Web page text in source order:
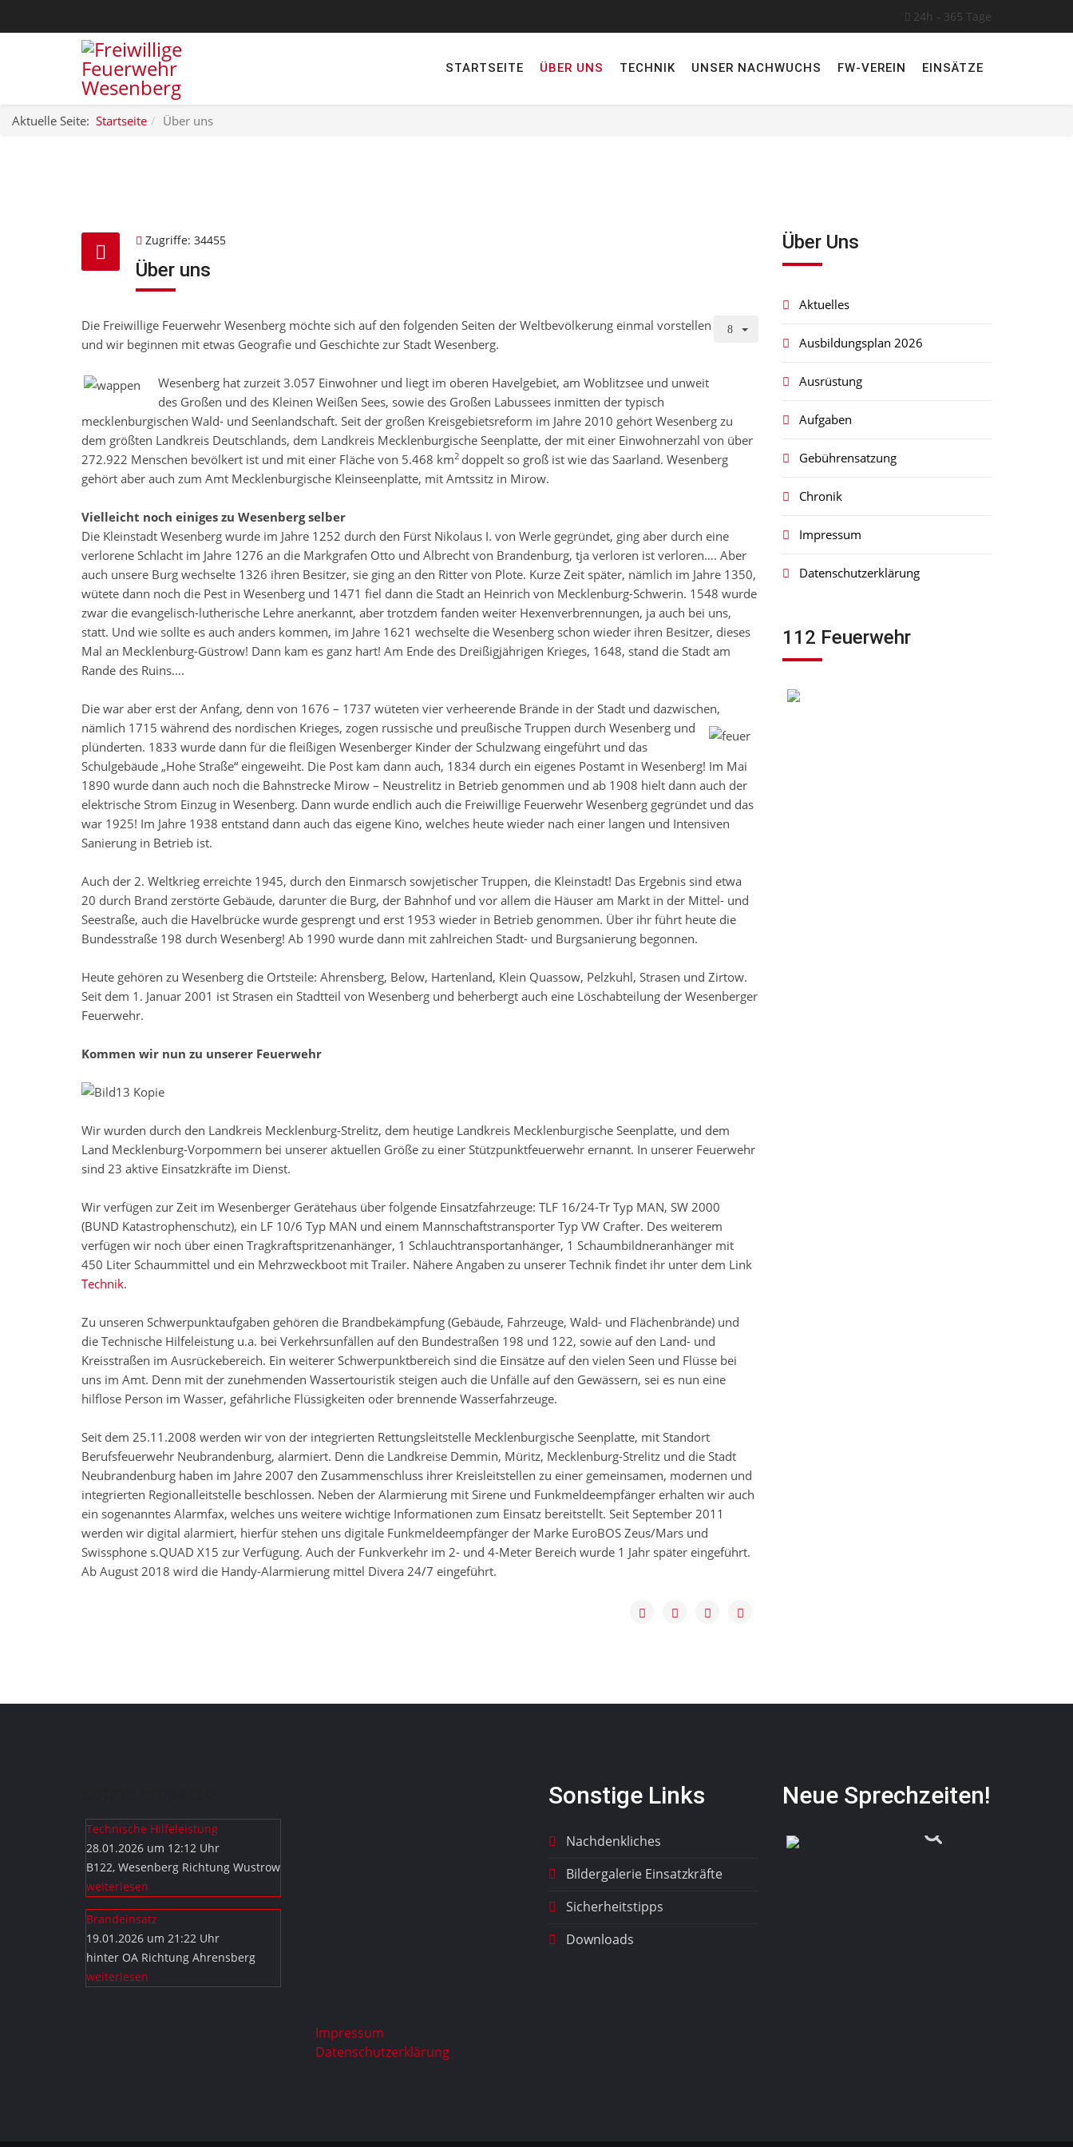
24h - 365 Tage
STARTSEITE ÜBER UNS TECHNIK UNSER NACHWUCHS FW-VEREIN EINSÄTZE
Aktuelle Seite: Startseite Über uns
Zugriffe: 34455
Über uns
Die Freiwillige Feuerwehr Wesenberg möchte sich auf den folgenden Seiten der Weltbevölkerung einmal vorstellen
und wir beginnen mit etwas Geografie und Geschichte zur Stadt Wesenberg.
Wesenberg hat zurzeit 3.057 Einwohner und liegt im oberen Havelgebiet, am Woblitzsee und unweit
des Großen und des Kleinen Weißen Sees, sowie des Großen Labussees inmitten der typisch
mecklenburgischen Wald- und Seenlandschaft. Seit der großen Kreisgebietsreform im Jahre 2010 gehört Wesenberg zu
dem größten Landkreis Deutschlands, dem Landkreis Mecklenburgische Seenplatte, der mit einer Einwohnerzahl von über
272.922 Menschen bevölkert ist und mit einer Fläche von 5.468 km2 doppelt so groß ist wie das Saarland. Wesenberg
gehört aber auch zum Amt Mecklenburgische Kleinseenplatte, mit Amtssitz in Mirow.
Vielleicht noch einiges zu Wesenberg selber
Die Kleinstadt Wesenberg wurde im Jahre 1252 durch den Fürst Nikolaus I. von Werle gegründet, ging aber durch eine
verlorene Schlacht im Jahre 1276 an die Markgrafen Otto und Albrecht von Brandenburg, tja verloren ist verloren…. Aber
auch unsere Burg wechselte 1326 ihren Besitzer, sie ging an den Ritter von Plote. Kurze Zeit später, nämlich im Jahre 1350,
wütete dann noch die Pest in Wesenberg und 1471 fiel dann die Stadt an Heinrich von Mecklenburg-Schwerin. 1548 wurde
zwar die evangelisch-lutherische Lehre anerkannt, aber trotzdem fanden weiter Hexenverbrennungen, ja auch bei uns,
statt. Und wie sollte es auch anders kommen, im Jahre 1621 wechselte die Wesenberg schon wieder ihren Besitzer, dieses
Mal an Mecklenburg-Güstrow! Dann kam es ganz hart! Am Ende des Dreißigjährigen Krieges, 1648, stand die Stadt am
Rande des Ruins….
Die war aber erst der Anfang, denn von 1676 – 1737 wüteten vier verheerende Brände in der Stadt und dazwischen,
nämlich 1715 während des nordischen Krieges, zogen russische und preußische Truppen durch Wesenberg und
plünderten. 1833 wurde dann für die fleißigen Wesenberger Kinder der Schulzwang eingeführt und das
Schulgebäude „Hohe Straße“ eingeweiht. Die Post kam dann auch, 1834 durch ein eigenes Postamt in Wesenberg! Im Mai
1890 wurde dann auch noch die Bahnstrecke Mirow – Neustrelitz in Betrieb genommen und ab 1908 hielt dann auch der
elektrische Strom Einzug in Wesenberg. Dann wurde endlich auch die Freiwillige Feuerwehr Wesenberg gegründet und das
war 1925! Im Jahre 1938 entstand dann auch das eigene Kino, welches heute wieder nach einer langen und Intensiven
Sanierung in Betrieb ist.
Auch der 2. Weltkrieg erreichte 1945, durch den Einmarsch sowjetischer Truppen, die Kleinstadt! Das Ergebnis sind etwa
20 durch Brand zerstörte Gebäude, darunter die Burg, der Bahnhof und vor allem die Häuser am Markt in der Mittel- und
Seestraße, auch die Havelbrücke wurde gesprengt und erst 1953 wieder in Betrieb genommen. Über ihr führt heute die
Bundesstraße 198 durch Wesenberg! Ab 1990 wurde dann mit zahlreichen Stadt- und Burgsanierung begonnen.
Heute gehören zu Wesenberg die Ortsteile: Ahrensberg, Below, Hartenland, Klein Quassow, Pelzkuhl, Strasen und Zirtow.
Seit dem 1. Januar 2001 ist Strasen ein Stadtteil von Wesenberg und beherbergt auch eine Löschabteilung der Wesenberger
Feuerwehr.
Kommen wir nun zu unserer Feuerwehr
Wir wurden durch den Landkreis Mecklenburg-Strelitz, dem heutige Landkreis Mecklenburgische Seenplatte, und dem
Land Mecklenburg-Vorpommern bei unserer aktuellen Größe zu einer Stützpunktfeuerwehr ernannt. In unserer Feuerwehr
sind 23 aktive Einsatzkräfte im Dienst.
Wir verfügen zur Zeit im Wesenberger Gerätehaus über folgende Einsatzfahrzeuge: TLF 16/24-Tr Typ MAN, SW 2000
(BUND Katastrophenschutz), ein LF 10/6 Typ MAN und einem Mannschaftstransporter Typ VW Crafter. Des weiterem
verfügen wir noch über einen Tragkraftspritzenanhänger, 1 Schlauchtransportanhänger, 1 Schaumbildneranhänger mit
450 Liter Schaummittel und ein Mehrzweckboot mit Trailer. Nähere Angaben zu unserer Technik findet ihr unter dem Link
Technik.
Zu unseren Schwerpunktaufgaben gehören die Brandbekämpfung (Gebäude, Fahrzeuge, Wald- und Flächenbrände) und
die Technische Hilfeleistung u.a. bei Verkehrsunfällen auf den Bundestraßen 198 und 122, sowie auf den Land- und
Kreisstraßen im Ausrückebereich. Ein weiterer Schwerpunktbereich sind die Einsätze auf den vielen Seen und Flüsse bei
uns im Amt. Denn mit der zunehmenden Wassertouristik steigen auch die Unfälle auf den Gewässern, sei es nun eine
hilflose Person im Wasser, gefährliche Flüssigkeiten oder brennende Wasserfahrzeuge.
Seit dem 25.11.2008 werden wir von der integrierten Rettungsleitstelle Mecklenburgische Seenplatte, mit Standort
Berufsfeuerwehr Neubrandenburg, alarmiert. Denn die Landkreise Demmin, Müritz, Mecklenburg-Strelitz und die Stadt
Neubrandenburg haben im Jahre 2007 den Zusammenschluss ihrer Kreisleitstellen zu einer gemeinsamen, modernen und
integrierten Regionalleitstelle beschlossen. Neben der Alarmierung mit Sirene und Funkmeldeempfänger erhalten wir auch
ein sogenanntes Alarmfax, welches uns weitere wichtige Informationen zum Einsatz bereitstellt. Seit September 2011
werden wir digital alarmiert, hierfür stehen uns digitale Funkmeldeempfänger der Marke EuroBOS Zeus/Mars und
Swissphone s.QUAD X15 zur Verfügung. Auch der Funkverkehr im 2- und 4-Meter Bereich wurde 1 Jahr später eingeführt.
Ab August 2018 wird die Handy-Alarmierung mittel Divera 24/7 eingeführt.
Über Uns
Aktuelles
Ausbildungsplan 2026
Ausrüstung
Aufgaben
Gebührensatzung
Chronik
Impressum
Datenschutzerklärung
112 Feuerwehr
Technische Hilfeleistung
28.01.2026 um 12:12 Uhr
B122, Wesenberg Richtung Wustrow
weiterlesen
Brandeinsatz
19.01.2026 um 21:22 Uhr
hinter OA Richtung Ahrensberg
weiterlesen
Impressum
Datenschutzerklärung
Sonstige Links
Nachdenkliches
Bildergalerie Einsatzkräfte
Sicherheitstipps
Downloads
Neue Sprechzeiten!